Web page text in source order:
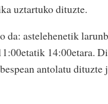
uztartuko dituzte.
da: astelehenetik
14:00etara.
antolatu dituzte